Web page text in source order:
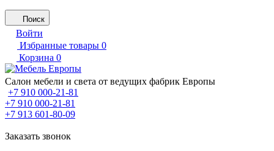
Поиск
Войти
Избранные товары 0
Корзина 0
Салон мебели и света от ведущих фабрик Европы
+7 910 000-21-81
+7 910 000-21-81
+7 913 601-80-09
Заказать звонок